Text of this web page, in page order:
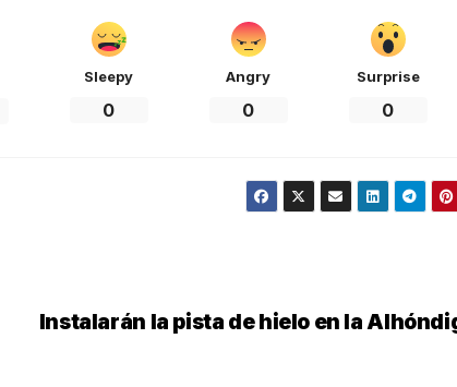
Sleepy
0
Angry
0
Surprise
0
Instalarán la pista de hielo en la